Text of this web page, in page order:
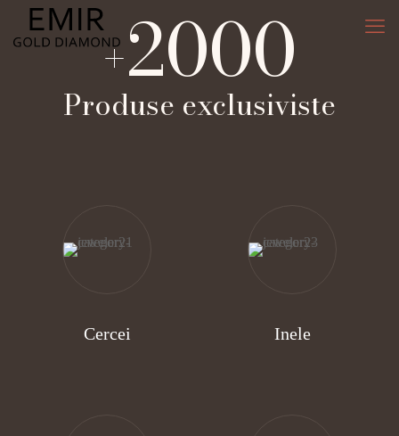
+2000
Produse exclusiviste
Cercei Inele